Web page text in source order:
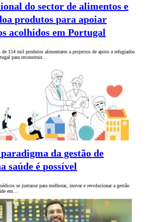
do sector de alimentos e
produtos para apoiar
acolhidos em Portugal
154 mil produtos alimentares a projectos de apoio a refugiados
para reconstruir…
da gestão de
saúde é possível
se juntasse para melhorar, inovar e revolucionar a gestão
em…